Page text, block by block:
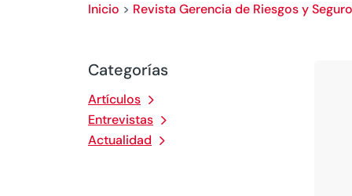
Inicio > Revista Gerencia de Riesgos y
Categorías
Artículos
Entrevistas
Actualidad